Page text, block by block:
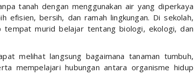
tanah dengan menggunakan air yang diperkaya
efisien, bersih, dan ramah lingkungan. Di sekolah,
tempat murid belajar tentang biologi, ekologi, dan
melihat langsung bagaimana tanaman tumbuh,
mempelajari hubungan antara organisme hidup